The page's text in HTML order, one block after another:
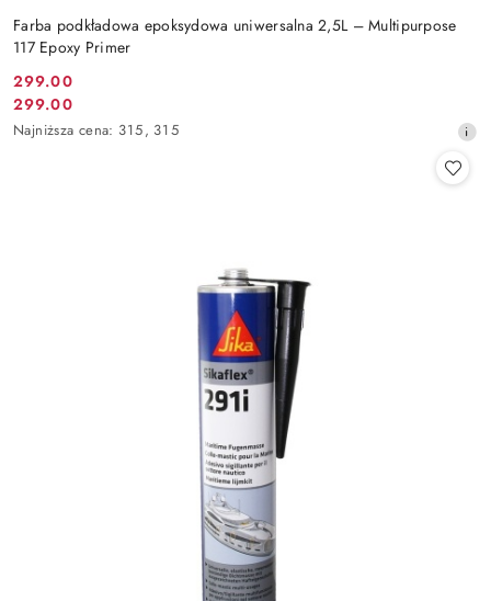
Farba podkładowa epoksydowa uniwersalna 2,5L – Multipurpose
117 Epoxy Primer
Cena
promocyjna:
299.00
Cena
promocyjna:
299.00
Najniższa
Najniższa cena: 315, 315